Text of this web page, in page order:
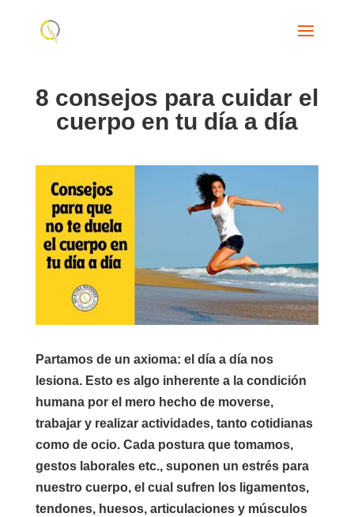
8 consejos para cuidar el
cuerpo en tu día a día
Partamos de un axioma: el día a día nos
lesiona. Esto es algo inherente a la condición
humana por el mero hecho de moverse,
trabajar y realizar actividades, tanto cotidianas
como de ocio. Cada postura que tomamos,
gestos laborales etc., suponen un estrés para
nuestro cuerpo, el cual sufren los ligamentos,
tendones, huesos, articulaciones y músculos